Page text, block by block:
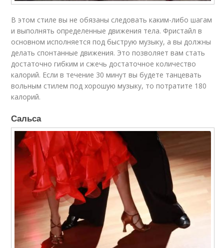
В этом стиле вы не обязаны следовать каким-либо шагам
и выполнять определенные движения тела. Фристайл в
основном исполняется под быструю музыку, а вы должны
делать спонтанные движения. Это позволяет вам стать
достаточно гибким и сжечь достаточное количество
калорий. Если в течение 30 минут вы будете танцевать
вольным стилем под хорошую музыку, то потратите 180
калорий.
Сальса